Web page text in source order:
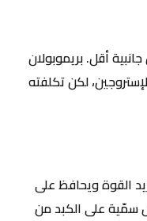
أقل. بريموبولان
لكن تكلفته
القوة ويحافظ على
سمّية على الكبد من